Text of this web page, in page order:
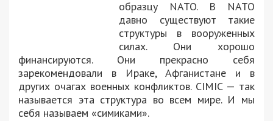
образцу NATO. В NATO
давно существуют такие
структуры в вооруженных
силах. Они хорошо
финансируются. Они прекрасно себя
зарекомендовали в Ираке, Афганистане и в
других очагах военных конфликтов. CIMIC — так
называется эта структура во всем мире. И мы
себя называем «симиками».